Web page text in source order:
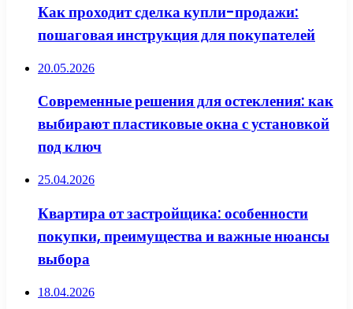
Как проходит сделка купли-продажи:
пошаговая инструкция для покупателей
20.05.2026
Современные решения для остекления: как
выбирают пластиковые окна с установкой
под ключ
25.04.2026
Квартира от застройщика: особенности
покупки, преимущества и важные нюансы
выбора
18.04.2026